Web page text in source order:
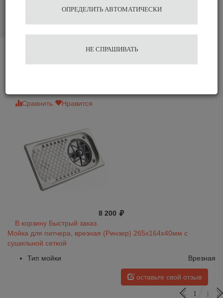
Отзывы на сайте миркофе
Сравнить Нравится
8 200
В корзину Быстрый заказ
Мойка для питчера, врезная (Ринзер) 265x164х40мм с
сушильной сеткой
Тип мойки
Врезная
оставьте свой отзыв
1 1
ОПРЕДЕЛИТЬ АВТОМАТИЧЕСКИ
НЕ СПРАШИВАТЬ